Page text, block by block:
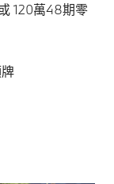
120萬48期零